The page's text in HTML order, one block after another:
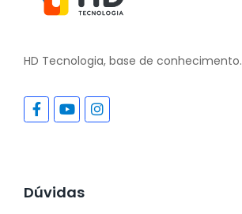
HD Tecnologia, base de conhecimento.
Dúvidas